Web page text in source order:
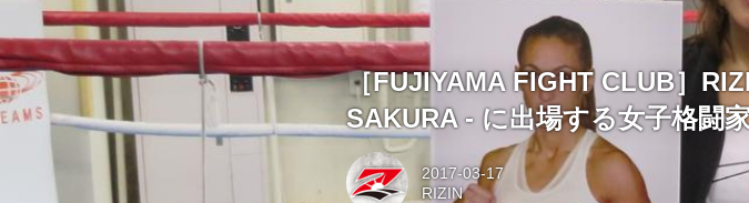
［FUJIYAMA FIGHT CLUB］
SAKURA - に出場する女子格闘
2017-03-17
RIZIN